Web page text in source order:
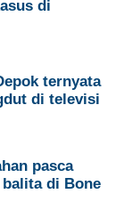
di
ternyata
di televisi
pasca
balita di Bone